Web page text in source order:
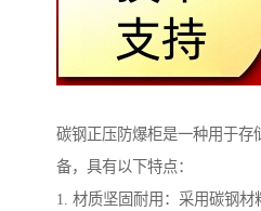
碳钢正压防爆柜是一种用于存
备，具有以下特点：
1. 材质坚固耐用：采用碳钢